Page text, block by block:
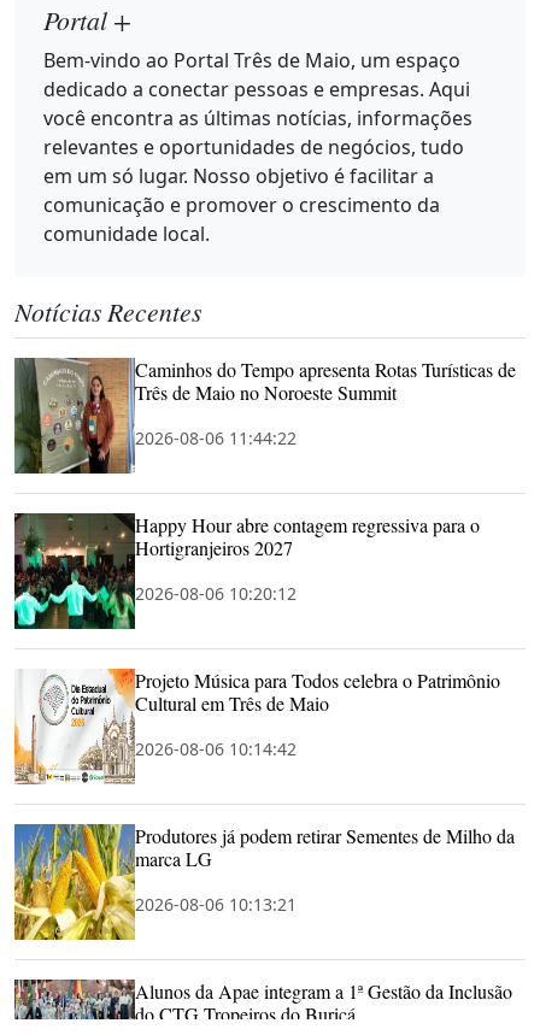
Portal +
Bem-vindo ao Portal Três de Maio, um espaço
dedicado a conectar pessoas e empresas. Aqui
você encontra as últimas notícias, informações
relevantes e oportunidades de negócios, tudo
em um só lugar. Nosso objetivo é facilitar a
comunicação e promover o crescimento da
comunidade local.
Notícias Recentes
Caminhos do Tempo apresenta Rotas Turísticas de
Três de Maio no Noroeste Summit
2026-08-06 11:44:22
Happy Hour abre contagem regressiva para o
Hortigranjeiros 2027
2026-08-06 10:20:12
Projeto Música para Todos celebra o Patrimônio
Cultural em Três de Maio
2026-08-06 10:14:42
Produtores já podem retirar Sementes de Milho da
marca LG
2026-08-06 10:13:21
Alunos da Apae integram a 1ª Gestão da Inclusão
do CTG Tropeiros do Buricá